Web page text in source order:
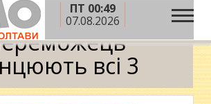
ПТ 00:49
07.08.2026
Танцюють всі 3
всі 3